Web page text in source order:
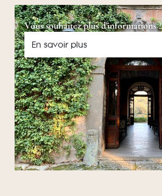
Vous souhaitez plus d'informations ?
En savoir plus